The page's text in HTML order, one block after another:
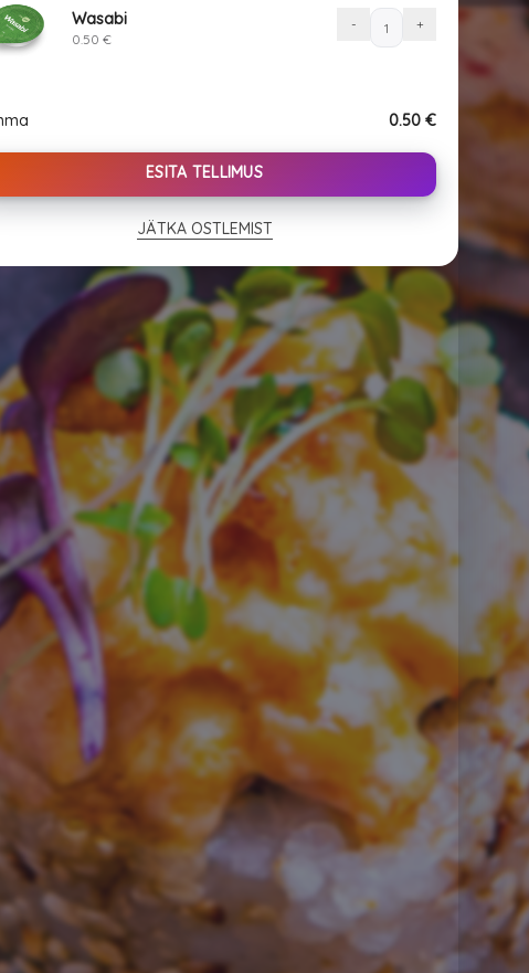
Wasabi
0.50 €
-
Wasabi
quantity
+
0.50 €
ESITA TELLIMUS
JÄTKA OSTLEMIST